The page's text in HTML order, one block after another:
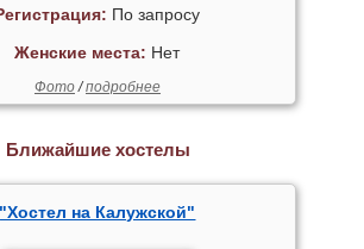
По запросу
Женские места: Нет
Фото/подробнее
Ближайшие хостелы
"Хостел на Калужской"